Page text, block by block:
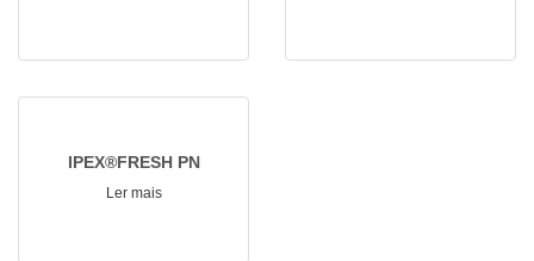
IPEX®FRESH PN
Ler mais